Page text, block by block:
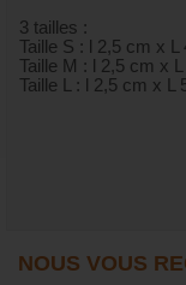
3 tailles :
Taille S : l 2,5 cm x L
Taille M : l 2,5 cm x
Taille L : l 2,5 cm x L
NOUS VOUS